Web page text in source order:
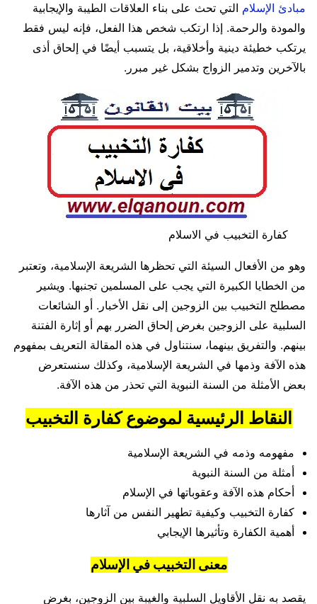
مبادئ الإسلام التي تحث على بناء العلاقات الطيبة والإيجابية
والمودة والرحمة. إذا ارتكب شخص هذا الفعل، فإنه ليس فقط
يرتكب خطيئة دينية وأخلاقية، بل يتسبب أيضًا في إلحاق أذى
بالآخرين وتدمير الزواج بشكل غير مبرر.
كفارة التخبيب في الاسلام
وهو من الأفعال السيئة التي تحظرها الشريعة الإسلامية، وتعتبر
من الخطايا الكبيرة التي يجب على المسلمين تجنبها. ويشير
مصطلح التخبيب بين الزوجين إلى نقل الأخبار. أو الشائعات
السلبية على الزوجين بغرض إلحاق الضرر بهم أو إثارة الفتنة
بينهم. والتفريق بينهما، سنتناول في هذه المقالة التعريف بمفهوم
هذه الآفة وذمها في الشريعة الإسلامية، وكذلك سنستعرض
بعض الأمثلة من السنة النبوية التي تحذر من هذه الآفة.
النقاط الرئيسية لموضوع كفارة التخبيب
مفهومه وذمه في الشريعة الإسلامية
أمثلة من السنة النبوية
أحكام هذه الآفة وعقوباتها في الإسلام
كفارة التخبيب وكيفية تطهير النفس من آثارها
أهمية الكفارة وتأثيرها الإيجابي
معنى التخبيبفي الإسلام
يقصد به نقل الأقاويل السلبية والغيبة بين الزوجين، بغرض